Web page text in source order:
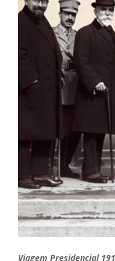
Viagem Presidencial